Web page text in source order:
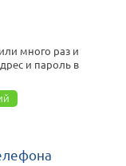
много раз и
и пароль в